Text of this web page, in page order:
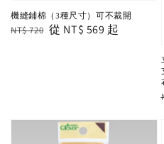
機縫鋪棉（3種尺寸）可不裁開
Regular
NT$ 720 Sale
從 NT$ 569 起